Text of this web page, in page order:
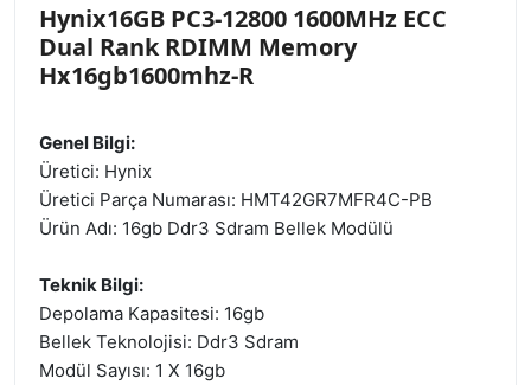
Hynix16GB PC3-12800 1600MHz ECC
Dual Rank RDIMM Memory
Hx16gb1600mhz-R
Genel Bilgi:
Üretici: Hynix
Üretici Parça Numarası: HMT42GR7MFR4C-PB
Ürün Adı: 16gb Ddr3 Sdram Bellek Modülü
Teknik Bilgi:
Depolama Kapasitesi: 16gb
Bellek Teknolojisi: Ddr3 Sdram
Modül Sayısı: 1 X 16gb